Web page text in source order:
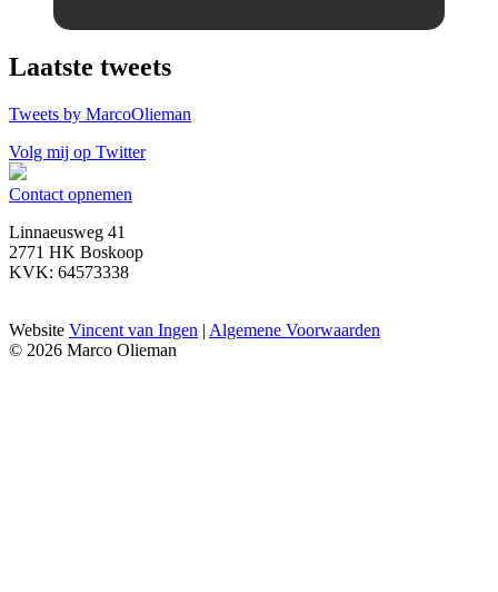
Laatste tweets
Tweets by MarcoOlieman
Volg mij op Twitter
Contact opnemen
Linnaeusweg 41
2771 HK Boskoop
KVK: 64573338
Website Vincent van Ingen | Algemene Voorwaarden
© 2026 Marco Olieman